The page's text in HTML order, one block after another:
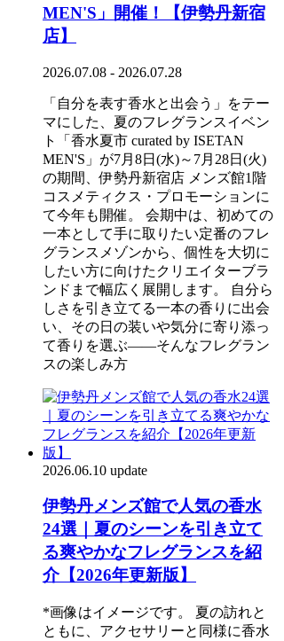
MEN'S」開催！【伊勢丹新宿
店】
2026.07.08 - 2026.07.28
「自分を表す香水と出会う」をテー
マにした、夏のフレグランスイベン
ト「香水夏市 curated by ISETAN
MEN'S」が7月8日(水)～7月28日(火)
の期間、伊勢丹新宿店 メンズ館1階
コスメティクス・プロモーションに
て今年も開催。 会期中は、初めての
一本として手に取りたい定番のフレ
グランスメゾンから、個性を大切に
したい方に向けたクリエイターブラ
ンドまで幅広く展開します。 自分ら
しさを引き立てる一本の香りに出会
い、その日の装いや気分に寄り添っ
て香りを選ぶ——そんなフレグラン
スの楽しみ方
2026.06.10 update
伊勢丹メンズ館で人気の香水
24選｜夏のシーンを引き立て
る爽やかなフレグランスを紹
介【2026年更新版】
*画像はイメージです。 夏の訪れと
ともに、アクセサリーと同様に香水